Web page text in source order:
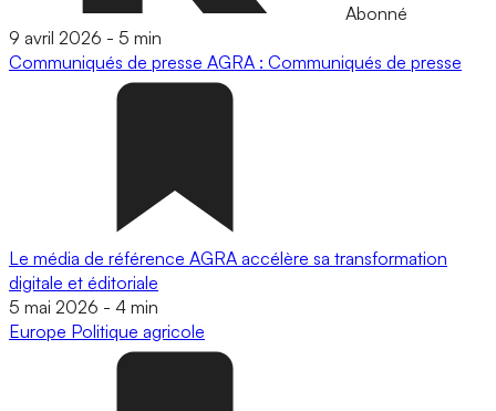
Abonné
9 avril 2026 - 5 min
Communiqués de presse AGRA : Communiqués de presse
Le média de référence AGRA accélère sa transformation
digitale et éditoriale
5 mai 2026 - 4 min
Europe Politique agricole